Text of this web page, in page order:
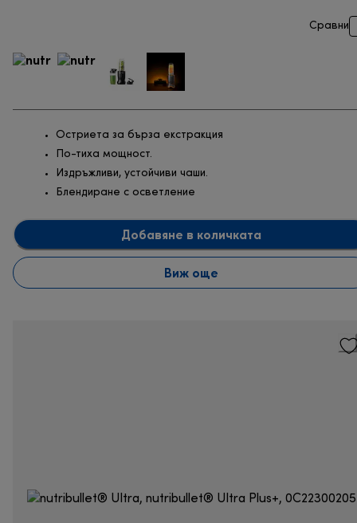
Сравни
Остриета за бърза екстракция
По-тиха мощност.
Издръжливи, устойчиви чаши.
Блендиране с осветление
Добавяне в количката
Виж още